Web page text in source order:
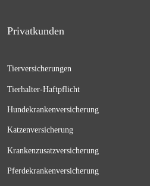
Privatkunden
Tierversicherungen
Tierhalter-Haftpflicht
Hundekrankenversicherung
Katzenversicherung
Krankenzusatzversicherung
Pferdekrankenversicherung